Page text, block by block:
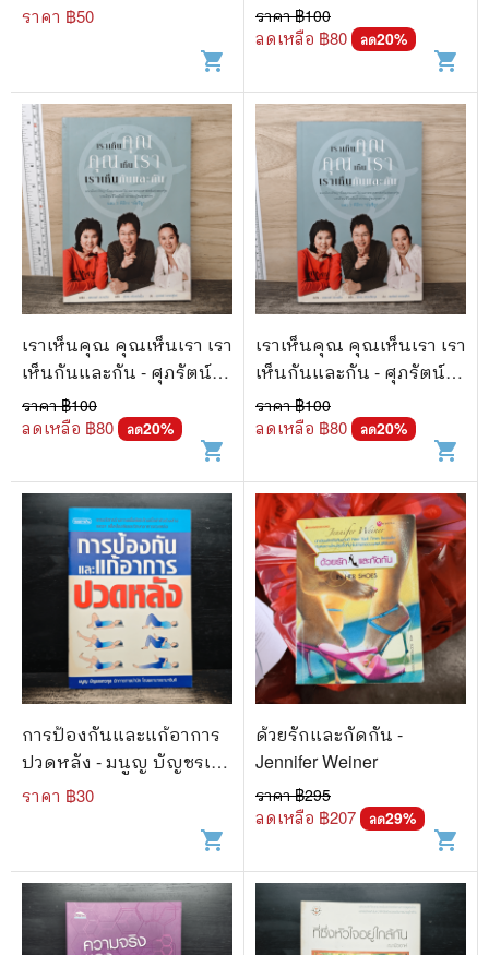
ราคา ฿50
shopping_cart
ธรรมสุริยะ, สุริยน ศรีอรทัย
กุล
ราคา ฿100
ลดเหลือ ฿80 ลด20%
shopping_cart
เราเห็นคุณ คุณเห็นเรา เรา
เห็นกันและกัน - ศุภรัตน์
ธรรมสุริยะ, สุริยน ศรีอรทัย
กุล
ราคา ฿100
ลดเหลือ ฿80 ลด20%
shopping_cart
เราเห็นคุณ คุณเห็นเรา เรา
เห็นกันและกัน - ศุภรัตน์
ธรรมสุริยะ, สุริยน ศรีอรทัย
กุล
ราคา ฿100
ลดเหลือ ฿80 ลด20%
shopping_cart
การป้องกันและแก้อาการ
ปวดหลัง - มนูญ บัญชรเทว
กุล
ราคา ฿30
shopping_cart
ด้วยรักและกัดกัน -
Jennifer Weiner
ราคา ฿295
ลดเหลือ ฿207 ลด29%
shopping_cart